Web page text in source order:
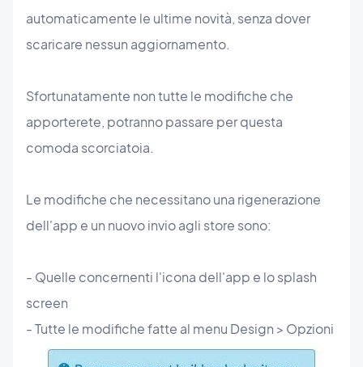
automaticamente le ultime novità, senza dover
scaricare nessun aggiornamento.
Sfortunatamente non tutte le modifiche che
apporterete, potranno passare per questa
comoda scorciatoia.
Le modifiche che necessitano una rigenerazione
dell'app e un nuovo invio agli store sono:
- Quelle concernenti l'icona dell'app e lo splash
screen
- Tutte le modifiche fatte al menu Design > Opzioni